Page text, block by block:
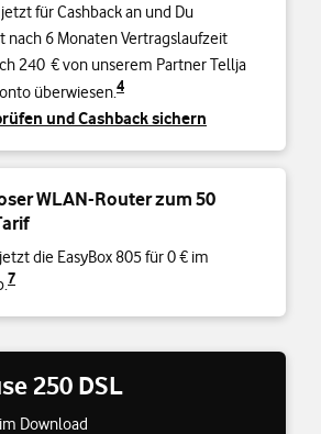
für Cashback an und Du
nach 6 Monaten Vertragslaufzeit
240 € von unserem Partner Tellja
überwiesen.4
und Cashback sichern
WLAN-Router zum 50
die EasyBox 805 für 0 € im
7
250 DSL
Download